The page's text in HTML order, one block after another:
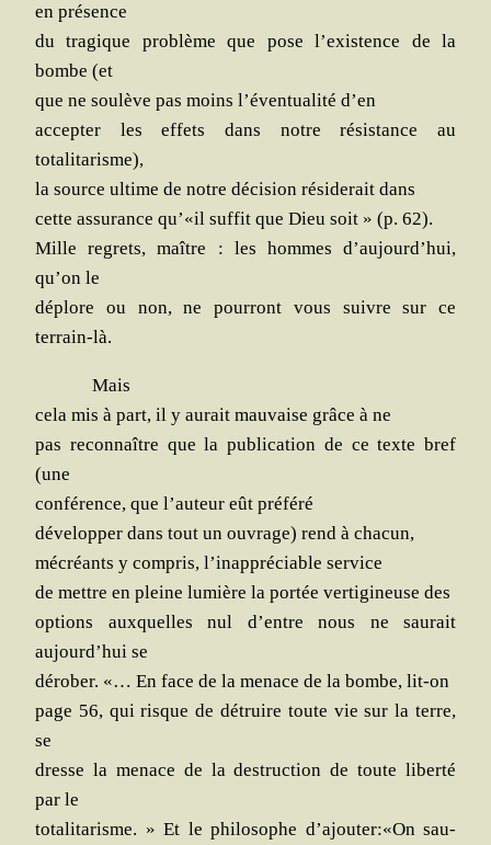
en présence
du tra­gique pro­blème que pose l’existence de la
bombe (et
que ne sou­lève pas moins l’éventualité d’en
accep­ter les effets dans notre résis­tance au
totalitarisme),
la source ultime de notre déci­sion rési­de­rait dans
cette assu­rance qu’«il suf­fit que Dieu soit » (p. 62).
Mille regrets, maître : les hommes d’aujourd’hui,
qu’on le
déplore ou non, ne pour­ront vous suivre sur ce
terrain-là.
Mais
cela mis à part, il y aurait mau­vaise grâce à ne
pas recon­naître que la publi­ca­tion de ce texte bref
(une
confé­rence, que l’auteur eût préféré
déve­lop­per dans tout un ouvrage) rend à chacun,
mécréants y com­pris, l’inappréciable service
de mettre en pleine lumière la por­tée ver­ti­gi­neuse des
options aux­quelles nul d’entre nous ne sau­rait
aujourd’hui se
déro­ber. «… En face de la menace de la bombe, lit-on
page 56, qui risque de détruire toute vie sur la terre,
se
dresse la menace de la des­truc­tion de toute liber­té
par le
tota­li­ta­risme. » Et le phi­lo­sophe d’ajouter:«On sau­